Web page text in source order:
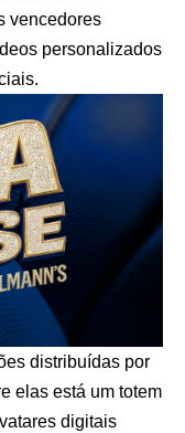
vencedores
personalizados
distribuídas por
elas está um totem
digitais